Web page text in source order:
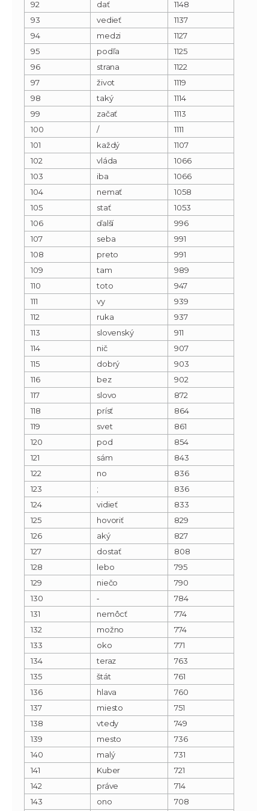
92 dať
1148
93
vedieť
1137
94
medzi
1127
95
podľa
1125
96
strana
1122
97
život
1119
98
taký
1114
99
začať
1113
100
/
1111
101
každý
1107
102
vláda
1066
103
iba
1066
104
nemať
1058
105
stať
1053
106
ďalší
996
107
seba
991
108
preto
991
109
tam
989
110
toto
947
111
vy
939
112
ruka
937
113
slovenský
911
114
nič
907
115
dobrý
903
116
bez
902
117
slovo
872
118
prísť
864
119
svet
861
120
pod
854
121
sám
843
122
no
836
123
;
836
124
vidieť
833
125
hovoriť
829
126
aký
827
127
dostať
808
128
lebo
795
129
niečo
790
130
‐
784
131
nemôcť
774
132
možno
774
133
oko
771
134
teraz
763
135
štát
761
136
hlava
760
137
miesto
751
138
vtedy
749
139
mesto
736
140
malý
731
141
Kuber
721
142
práve
714
143
ono
708